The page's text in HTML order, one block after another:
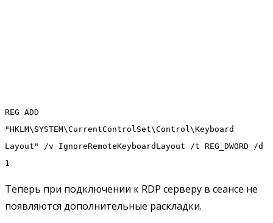
REG ADD
"HKLM\SYSTEM\CurrentControlSet\Control\Keyboard
Layout" /v IgnoreRemoteKeyboardLayout /t REG_DWORD /d
1
Теперь при подключении к RDP серверу в сеансе не
появляются дополнительные раскладки.